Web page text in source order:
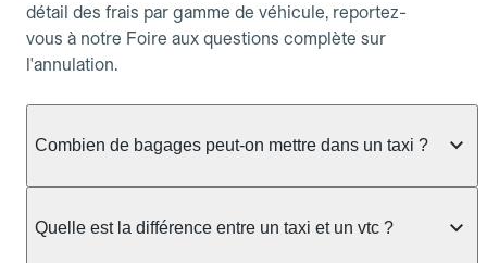
détail des frais par gamme de véhicule, reportez-
vous à notre Foire aux questions complète sur
l'annulation.
Combien de bagages peut-on mettre dans un taxi ?
taxi berline accueille en général jusqu'à 3 bagages
Quelle est la différence entre un taxi et un vtc ?